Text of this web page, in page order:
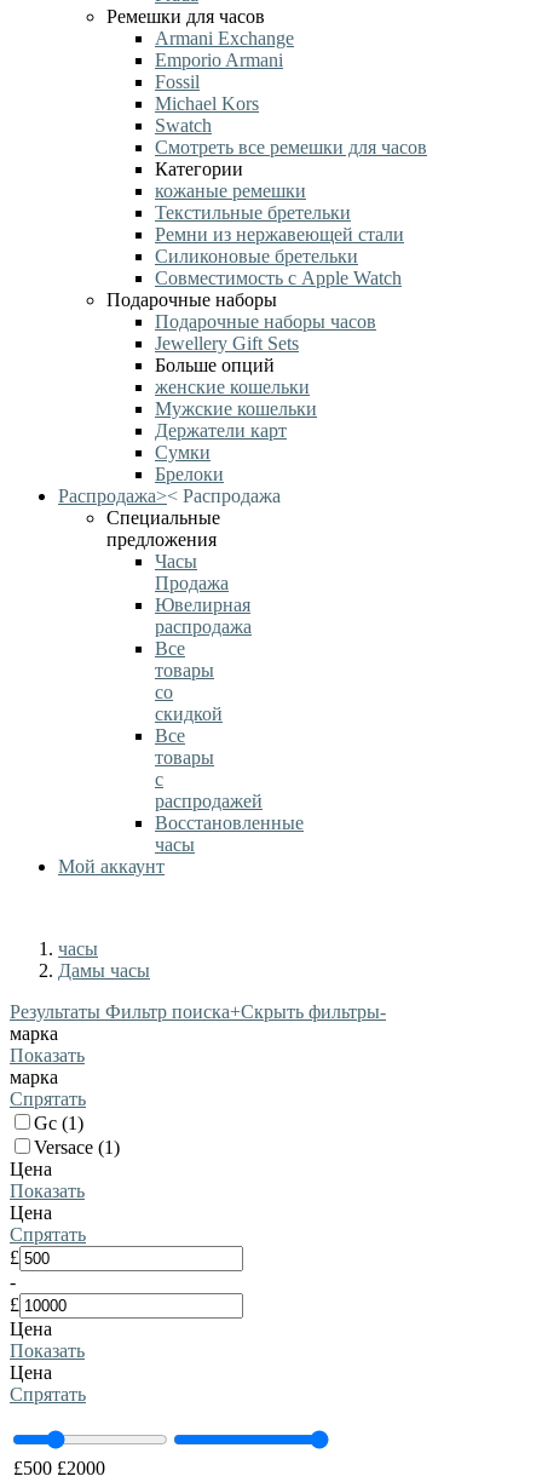
Ремешки для часов
Armani Exchange
Emporio Armani
Fossil
Michael Kors
Swatch
Смотреть все ремешки для часов
Категории
кожаные ремешки
Текстильные бретельки
Ремни из нержавеющей стали
Силиконовые бретельки
Совместимость с Apple Watch
Подарочные наборы
Подарочные наборы часов
Jewellery Gift Sets
Больше опций
женские кошельки
Мужские кошельки
Держатели карт
Сумки
Брелоки
Распродажа>< Распродажа
Специальные
предложения
Часы
Продажа
Ювелирная
распродажа
Все
товары
со
скидкой
Все
товары
с
распродажей
Восстановленные
часы
Мой аккаунт
часы
Дамы часы
Результаты Фильтр поиска+Скрыть фильтры-
марка
Показать
марка
Спрятать
Gc (1)
Versace (1)
Цена
Показать
Цена
Спрятать
£
-
£
Цена
Показать
Цена
Спрятать
£500 £2000